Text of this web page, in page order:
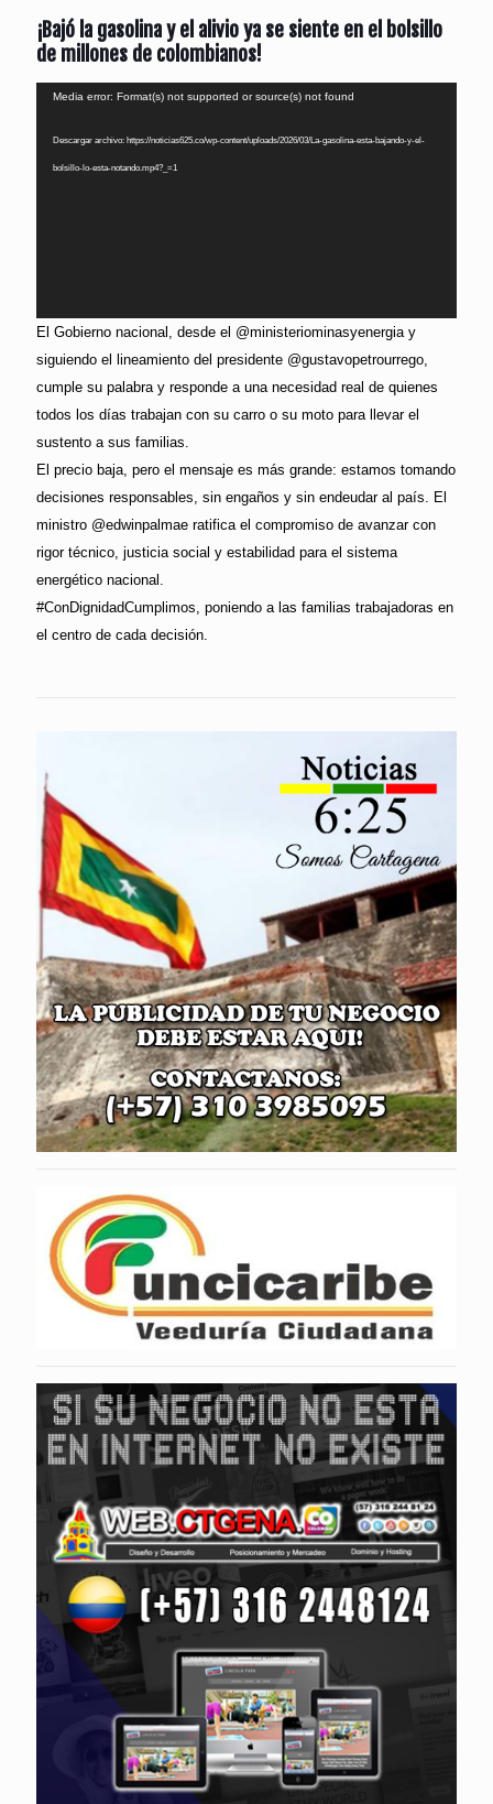
¡Bajó la gasolina y el alivio ya se siente en el bolsillo
de millones de colombianos!
Reproductor
Media error: Format(s) not supported or source(s) not found
Descargar archivo: https://noticias625.co/wp-content/uploads/2026/03/La-gasolina-esta-bajando-y-el-
bolsillo-lo-esta-notando.mp4?_=1
El Gobierno nacional, desde el @ministeriominasyenergia y
siguiendo el lineamiento del presidente @gustavopetrourrego,
cumple su palabra y responde a una necesidad real de quienes
todos los días trabajan con su carro o su moto para llevar el
sustento a sus familias.
El precio baja, pero el mensaje es más grande: estamos tomando
decisiones responsables, sin engaños y sin endeudar al país. El
ministro @edwinpalmae ratifica el compromiso de avanzar con
rigor técnico, justicia social y estabilidad para el sistema
energético nacional.
#ConDignidadCumplimos, poniendo a las familias trabajadoras en
el centro de cada decisión.